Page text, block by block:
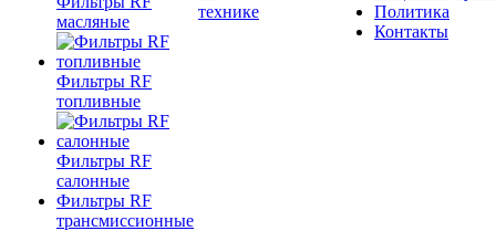
масляные
Фильтры RF
топливные
Фильтры RF
салонные
Фильтры RF
трансмиссионные
технике
Политика
Контакты